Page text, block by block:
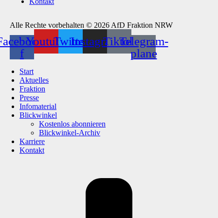
Alle Rechte vorbehalten © 2026 AfD Fraktion NRW
f
YoutubeTwitterInstagramTiktokTelegram-
plane
Start
Aktuelles
Fraktion
Presse
Infomaterial
Blickwinkel
Kostenlos abonnieren
Blickwinkel-Archiv
Karriere
Kontakt